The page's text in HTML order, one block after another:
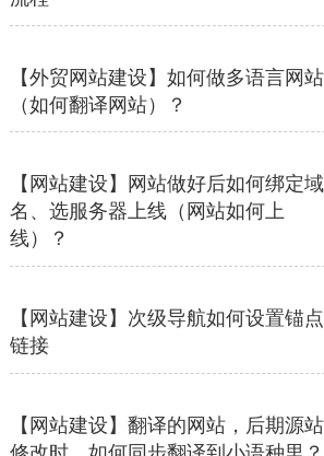
【外贸网站建设】如何做多语言网站
（如何翻译网站）？
【网站建设】网站做好后如何绑定域
名、选服务器上线（网站如何上
线）？
【网站建设】次级导航如何设置锚点
链接
【网站建设】翻译的网站，后期源站
修改时，如何同步翻译到小语种里？